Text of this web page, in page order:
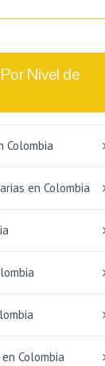
Nivel de
Colombia
en Colombia
Colombia